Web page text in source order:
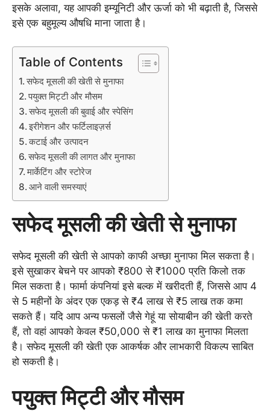
इसके अलावा, यह आपकी इम्यूनिटी और ऊर्जा को भी बढ़ाती है, जिससे
इसे एक बहुमूल्य औषधि माना जाता है।
Table of Contents
सफेद मूसली की खेती से मुनाफा
पयुक्त मिट्टी और मौसम
सफेद मूसली की बुवाई और स्पेसिंग
इरीगेशन और फर्टिलाइज़र्स
कटाई और उत्पादन
सफेद मूसली की लागत और मुनाफा
मार्केटिंग और स्टोरेज
आने वाली समस्याएं
सफेद मूसली की खेती से मुनाफा
सफेद मूसली की खेती से आपको काफी अच्छा मुनाफा मिल सकता है।
इसे सुखाकर बेचने पर आपको ₹800 से ₹1000 प्रति किलो तक
मिल सकता है। फार्मा कंपनियां इसे बल्क में खरीदती हैं, जिससे आप 4
से 5 महीनों के अंदर एक एकड़ से ₹4 लाख से ₹5 लाख तक कमा
सकते हैं। यदि आप अन्य फसलों जैसे गेहूं या सोयाबीन की खेती करते
हैं, तो वहां आपको केवल ₹50,000 से ₹1 लाख का मुनाफा मिलता
है। सफेद मूसली की खेती एक आकर्षक और लाभकारी विकल्प साबित
हो सकती है।
पयुक्त मिट्टी और मौसम